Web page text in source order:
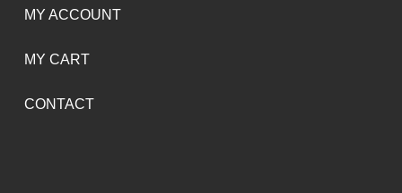
MY ACCOUNT
MY CART
CONTACT